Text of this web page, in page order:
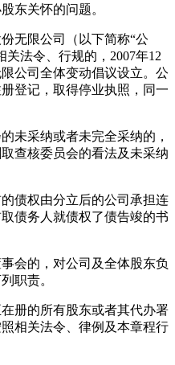
东关怀的问题。
限公司（以下简称“公
法令、行规的，2007年12
公司全体变动倡议设立。公
登记，取得停业执照，同一
采纳或者未完全采纳的，
查核委员会的看法及未采纳
权由分立后的公司承担连
债务人就债权了债告竣的书
的，对公司及全体股东负
职责。
的所有股东或者其代办署
相关法令、律例及本章程行